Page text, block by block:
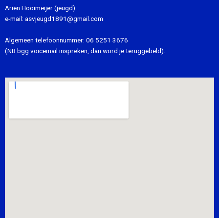
Ariën Hooimeijer (jeugd)
e-mail: asvjeugd1891@gmail.com
Algemeen telefoonnummer: 06 5251 3676
(NB bgg voicemail inspreken, dan word je teruggebeld).